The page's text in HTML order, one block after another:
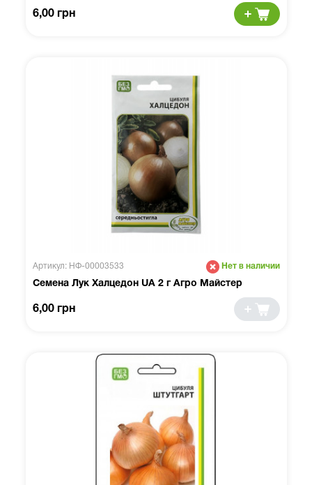
6,00 грн
Артикул: НФ-00003533 Нет в наличии
Семена Лук Халцедон UA 2 г Агро Майстер
6,00 грн